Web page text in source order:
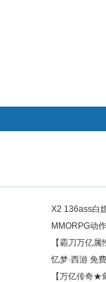
X2 136ass白
MMORPG动
【霸刀万亿
忆梦·西游 免
【万亿传奇★